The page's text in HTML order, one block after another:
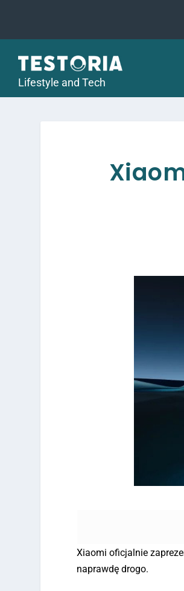
Lifestyle and Tech
Xiaomi oficjalnie
naprawdę drogo.